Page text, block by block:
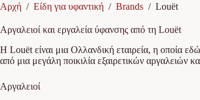
Αρχή / Είδη για υφαντική / Brands / Louët
Αργαλειοί και εργαλεία ύφανσης από τη Louët
Η Louët είναι μια Ολλανδική εταιρεία, η οποία
από μια μεγάλη ποικιλία εξαιρετικών αργαλειών
Αργαλειοί